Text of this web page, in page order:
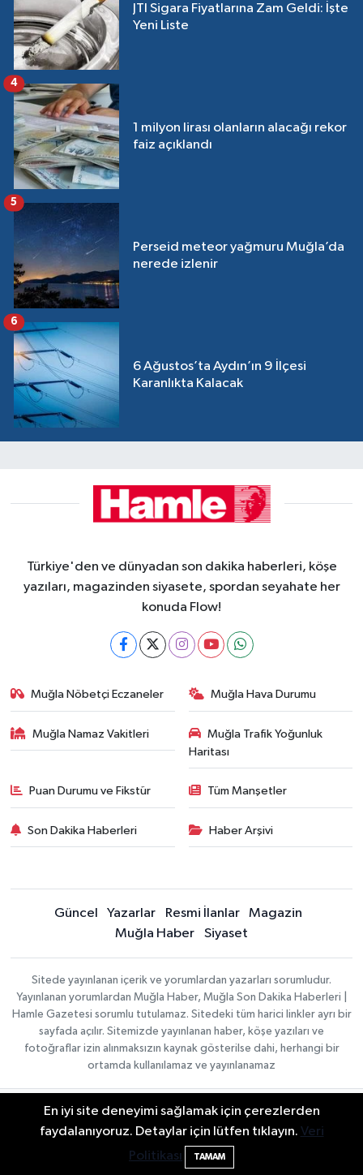
JTI Sigara Fiyatlarına Zam Geldi: İşte
Yeni Liste
1 milyon lirası olanların alacağı rekor
faiz açıklandı
4
Perseid meteor yağmuru Muğla’da
nerede izlenir
5
6 Ağustos’ta Aydın’ın 9 İlçesi
Karanlıkta Kalacak
6
Türkiye'den ve dünyadan son dakika haberleri, köşe
yazıları, magazinden siyasete, spordan seyahate her
konuda Flow!
Muğla Nöbetçi Eczaneler Muğla Hava Durumu
Muğla Namaz Vakitleri
Muğla Trafik Yoğunluk
Haritası
Puan Durumu ve Fikstür Tüm Manşetler
Son Dakika Haberleri Haber Arşivi
Güncel Yazarlar Resmi İlanlar
Magazin
Muğla Haber
Siyaset
Sitede yayınlanan içerik ve yorumlardan yazarları sorumludur.
Yayınlanan yorumlardan Muğla Haber, Muğla Son Dakika Haberleri |
Hamle Gazetesi sorumlu tutulamaz. Sitedeki tüm harici linkler ayrı bir
sayfada açılır. Sitemizde yayınlanan haber, köşe yazıları ve
fotoğraflar izin alınmaksızın kaynak gösterilse dahi, herhangi bir
ortamda kullanılamaz ve yayınlanamaz
Gizlilik Sözleşmesi
Veri Politikası
Yayın İlkeleri
Haber Yazılımı:
TE Bilişim
| Copyright © 2026
En iyi site deneyimi sağlamak için çerezlerden
faydalanıyoruz. Detaylar için lütfen tıklayın. Veri
Politikası
TAMAM